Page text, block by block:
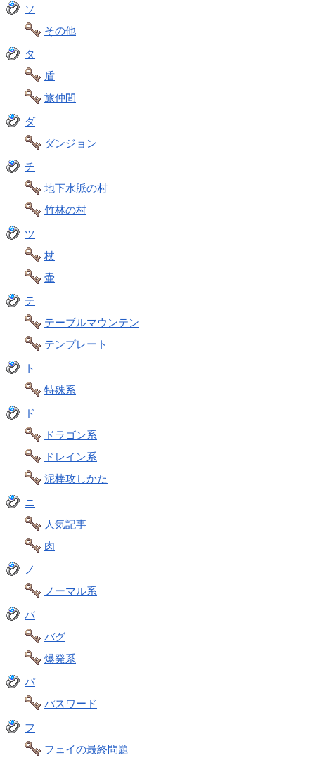
ソ
その他
タ
盾
旅仲間
ダ
ダンジョン
チ
地下水脈の村
竹林の村
ツ
杖
壷
テ
テーブルマウンテン
テンプレート
ト
特殊系
ド
ドラゴン系
ドレイン系
泥棒攻しかた
ニ
人気記事
肉
ノ
ノーマル系
バ
バグ
爆発系
パ
パスワード
フ
フェイの最終問題